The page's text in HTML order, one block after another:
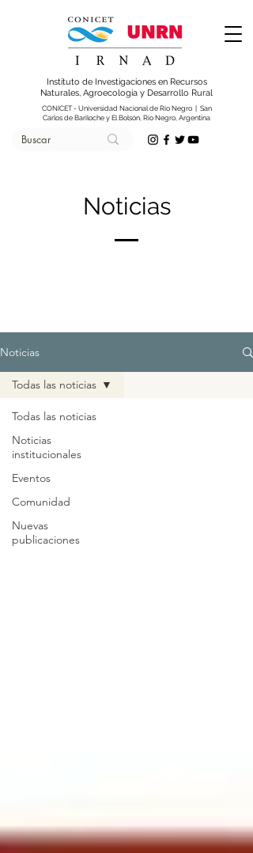
Instituto de Investigaciones en Recursos
Naturales, Agroecología y Desarrollo Rural
CONICET - Universidad Nacional de Río Negro | San
Carlos de Bariloche y El Bolsón, Río Negro, Argentina
Noticias
Noticias
Todas las noticias
Noticias
institucionales
Eventos
Comunidad
Nuevas
publicaciones
Todas las noticias